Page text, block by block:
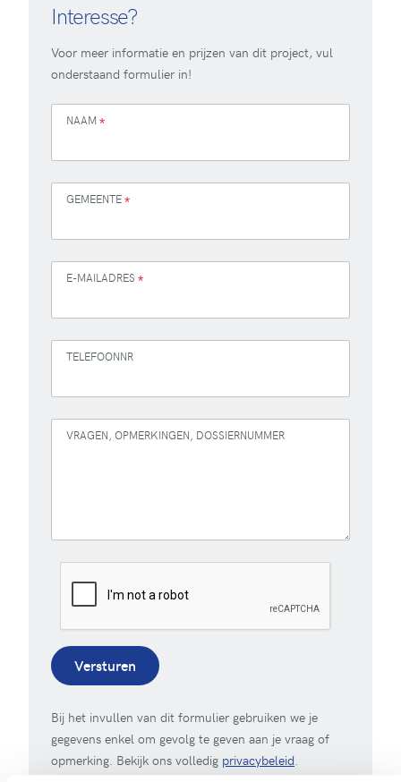
Interesse?
Voor meer informatie en prijzen van dit project, vul
onderstaand formulier in!
NAAM *
GEMEENTE*
E-MAILADRES *
TELEFOONNR
VRAGEN, OPMERKINGEN, DOSSIERNUMMER
Versturen
Bij het invullen van dit formulier gebruiken we je
gegevens enkel om gevolg te geven aan je vraag of
opmerking. Bekijk ons volledig privacybeleid.